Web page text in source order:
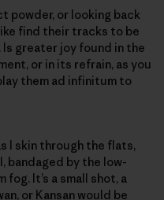
powder, or looking back
find their tracks to be
greater joy found in the
or in its refrain, as you
them ad infinitum to
I skin through the flats,
bandaged by the low-
It’s a small shot, a
or Kansan would be